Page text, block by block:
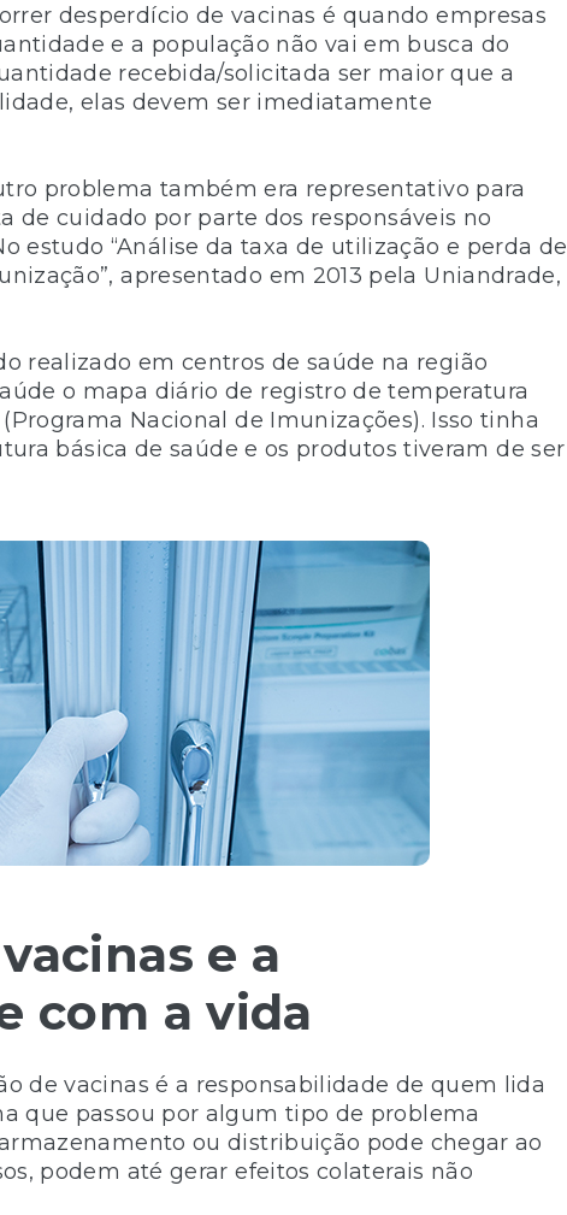
desperdício de vacinas é quando empresas
e a população não vai em busca do
recebida/solicitada ser maior que a
elas devem ser imediatamente
problema também era representativo para
de cuidado por parte dos responsáveis no
estudo “Análise da taxa de utilização e perda de
apresentado em 2013 pela Uniandrade,
realizado em centros de saúde na região
o mapa diário de registro de temperatura
Nacional de Imunizações). Isso tinha
básica de saúde e os produtos tiveram de ser
e a
com a vida
de vacinas é a responsabilidade de quem lida
que passou por algum tipo de problema
ou distribuição pode chegar ao
podem até gerar efeitos colaterais não